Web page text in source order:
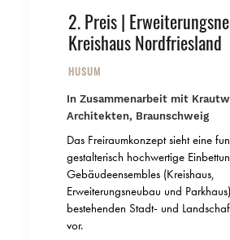
2. Preis |
Kreishaus Nordfriesland
HUSUM
In Zusammenarbeit mit
Architekten, Braunschweig
Das Freiraumkonzept sieht eine
gestalterisch hochwertige
Gebäudeensembles (Kreishaus,
Erweiterungsneubau und
bestehenden Stadt- und
vor.